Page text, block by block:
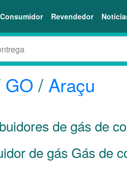
Consumidor Revendedor
GO / Araçu
de gás de
de gás Gás de